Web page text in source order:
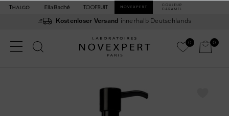
Kostenloser Versand innerhalb Deutschlands
0 0